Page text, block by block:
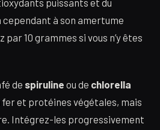
puissants et du
à son amertume
10 grammes si vous n’y êtes
de spiruline ou de chlorella
et protéines végétales, mais
Intégrez-les progressivement